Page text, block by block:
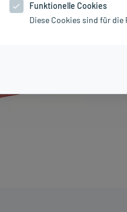
Funktionelle Cookies
Diese Cookies sind für